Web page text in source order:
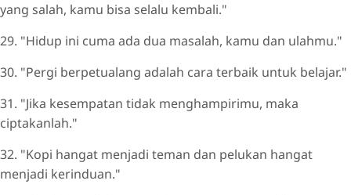
yang salah, kamu bisa selalu kembali."
29. "Hidup ini cuma ada dua masalah, kamu dan ulahmu."
30. "Pergi berpetualang adalah cara terbaik untuk belajar."
31. "Jika kesempatan tidak menghampirimu, maka
ciptakanlah."
32. "Kopi hangat menjadi teman dan pelukan hangat
menjadi kerinduan."